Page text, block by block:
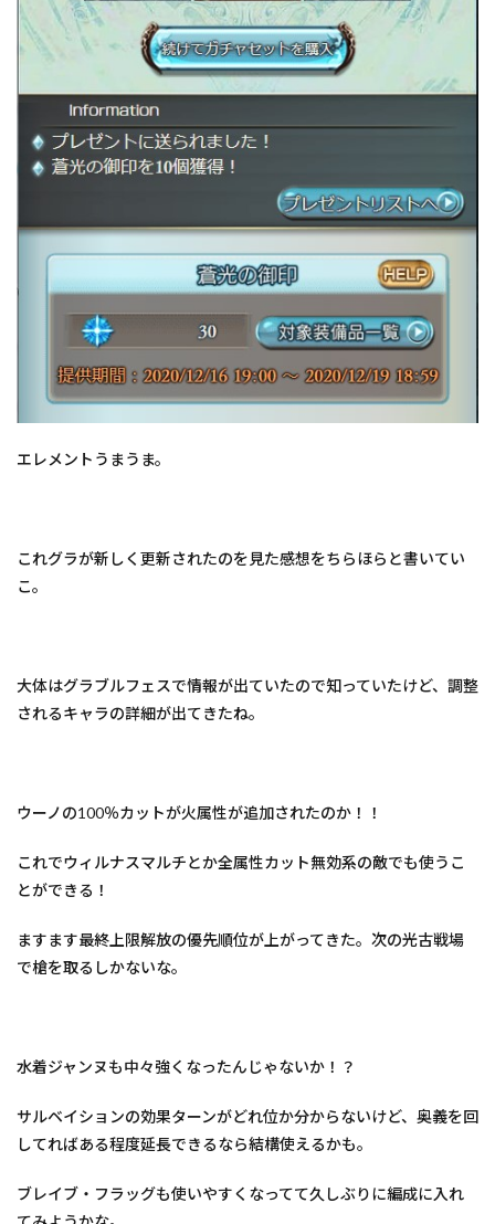
エレメントうまうま。
これグラが新しく更新されたのを見た感想をちらほらと書いてい
こ。
大体はグラブルフェスで情報が出ていたので知っていたけど、調整
されるキャラの詳細が出てきたね。
ウーノの100％カットが火属性が追加されたのか！！
これでウィルナスマルチとか全属性カット無効系の敵でも使うこ
とができる！
ますます最終上限解放の優先順位が上がってきた。次の光古戦場
で槍を取るしかないな。
水着ジャンヌも中々強くなったんじゃないか！？
サルベイションの効果ターンがどれ位か分からないけど、奥義を回
してればある程度延長できるなら結構使えるかも。
ブレイブ・フラッグも使いやすくなってて久しぶりに編成に入れ